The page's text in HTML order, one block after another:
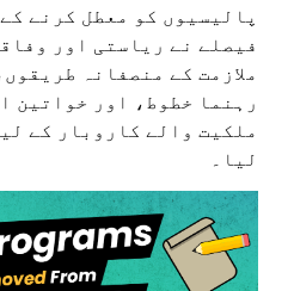
پالیسیوں کو معطل کرنے
فیصلے نے ریاستی اور
ملازمت کے منصفانہ
رہنما خطوط، اور خواتین
ملکیت والے کاروبار کے
لیا۔